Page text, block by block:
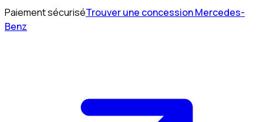
Paiement sécuriséTrouver une concession Mercedes-
Benz